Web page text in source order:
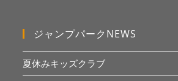
ジャンプパークNEWS
夏休みキッズクラブ